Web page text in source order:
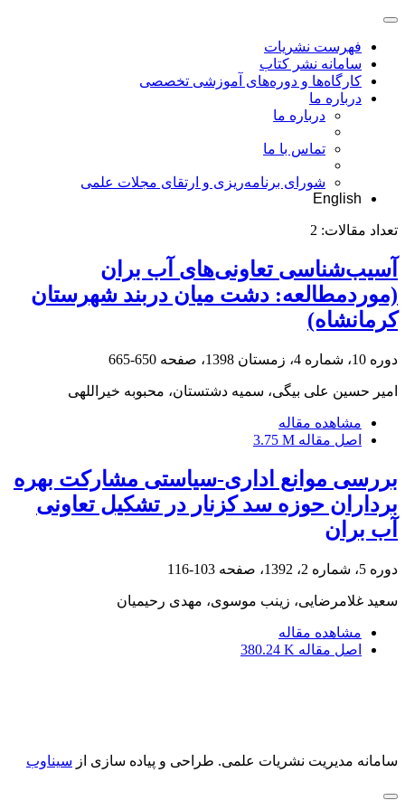
فهرست نشریات
سامانه نشر کتاب
کارگاه‌ها و دوره‌های آموزشی تخصصی
درباره ما
درباره ما
تماس با ما
شورای برنامه‌ریزی و ارتقای مجلات علمی
English
تعداد مقالات: 2
آسیب‌شناسی تعاونی‌های آب بران
(موردمطالعه: دشت میان دربند شهرستان
کرمانشاه)
دوره 10، شماره 4، زمستان 1398، صفحه 650-665
امیر حسین علی بیگی، سمیه دشتستان، محبوبه خیراللهی
مشاهده مقاله
اصل مقاله 3.75 M
بررسی موانع اداری-سیاستی مشارکت بهره
برداران حوزه سد کزنار در تشکیل تعاونی
آب بران
دوره 5، شماره 2، 1392، صفحه 103-116
سعید غلامرضایی، زینب موسوی، مهدی رحیمیان
مشاهده مقاله
اصل مقاله 380.24 K
سامانه مدیریت نشریات علمی. طراحی و پیاده سازی از سیناوب